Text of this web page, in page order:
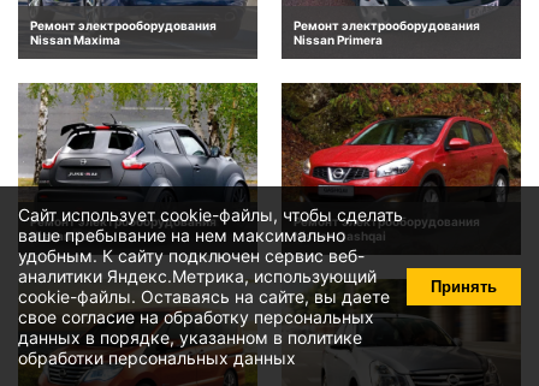
Ремонт электрооборудования
Nissan Maxima
Ремонт электрооборудования
Nissan Primera
Ремонт электрооборудования
Nissan Juke
Ремонт электрооборудования
Nissan Qashqai
Сайт использует cookie-файлы, чтобы сделать
ваше пребывание на нем максимально
удобным. К cайту подключен сервис веб-
аналитики Яндекс.Метрика, использующий
cookie-файлы. Оставаясь на сайте, вы даете
свое согласие на обработку персональных
данных в порядке, указанном в политике
обработки персональных данных
Принять